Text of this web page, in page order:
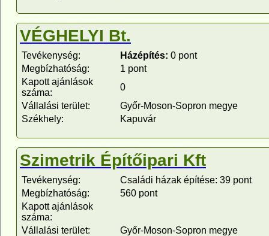
VÉGHELYI Bt.
Tevékenység: Házépítés: 0 pont
Megbízhatóság:
1 pont
Kapott ajánlások
száma:
0
Vállalási terület:
Győr-Moson-Sopron megye
Székhely:
Kapuvár
Szimetrik Építőipari Kft
Tevékenység:
Családi házak építése: 39 pont
Megbízhatóság:
560 pont
Kapott ajánlások
száma:
Vállalási terület:
Győr-Moson-Sopron megye